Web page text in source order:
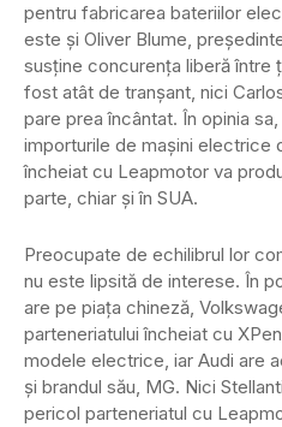
pentru fabricarea bateriilor
este și Oliver Blume,
susține concurența liberă între
fost atât de tranșant, nici
pare prea încântat. În opinia
importurile de mașini electrice
încheiat cu Leapmotor va
parte, chiar și în SUA.
Preocupate de echilibrul lor
nu este lipsită de interese. În
are pe piața chineză,
parteneriatului încheiat cu
modele electrice, iar Audi are
și brandul său, MG. Nici
pericol parteneriatul cu